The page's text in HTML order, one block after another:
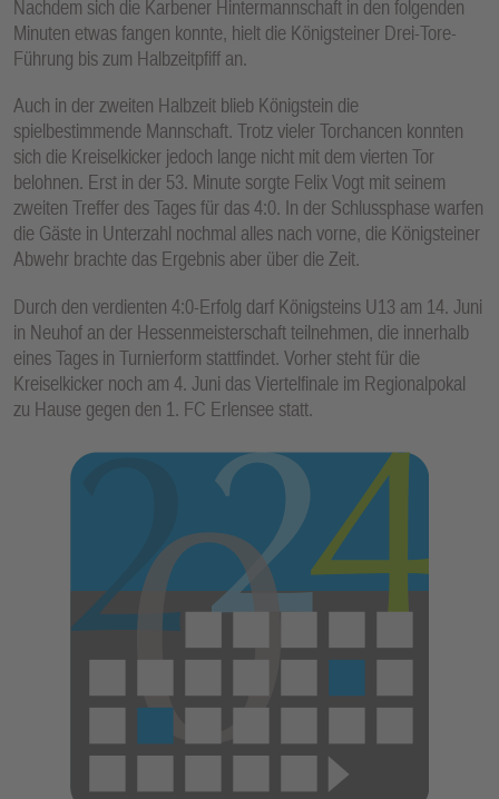
Nachdem sich die Karbener Hintermannschaft in den folgenden
Minuten etwas fangen konnte, hielt die Königsteiner Drei-Tore-
Führung bis zum Halbzeitpfiff an.
Auch in der zweiten Halbzeit blieb Königstein die
spielbestimmende Mannschaft. Trotz vieler Torchancen konnten
sich die Kreiselkicker jedoch lange nicht mit dem vierten Tor
belohnen. Erst in der 53. Minute sorgte Felix Vogt mit seinem
zweiten Treffer des Tages für das 4:0. In der Schlussphase warfen
die Gäste in Unterzahl nochmal alles nach vorne, die Königsteiner
Abwehr brachte das Ergebnis aber über die Zeit.
Durch den verdienten 4:0-Erfolg darf Königsteins U13 am 14. Juni
in Neuhof an der Hessenmeisterschaft teilnehmen, die innerhalb
eines Tages in Turnierform stattfindet. Vorher steht für die
Kreiselkicker noch am 4. Juni das Viertelfinale im Regionalpokal
zu Hause gegen den 1. FC Erlensee statt.